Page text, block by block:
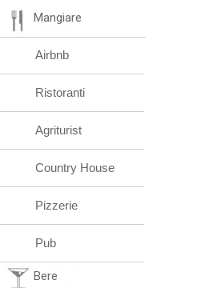
Mangiare
Airbnb
Ristoranti
Agriturist
Country House
Pizzerie
Pub
Bere